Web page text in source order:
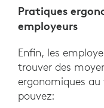
Pratiques
employeurs
Enfin, les
trouver des
ergonomiques
pouvez: